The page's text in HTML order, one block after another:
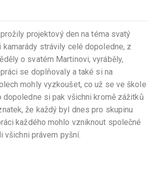
projektový den na téma svatý
kamarády strávily celé dopoledne, z
o svatém Martinovi, vyráběly,
se doplňovaly a také si na
mohly vyzkoušet, co už se ve škole
dopoledne si pak všichni kromě zážitků
že každý byl dnes pro skupinu
každého mohlo vzniknout společné
všichni právem pyšní.